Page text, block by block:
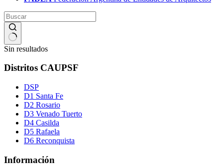
Sin resultados
Distritos CAUPSF
DSP
D1 Santa Fe
D2 Rosario
D3 Venado Tuerto
D4 Casilda
D5 Rafaela
D6 Reconquista
Información